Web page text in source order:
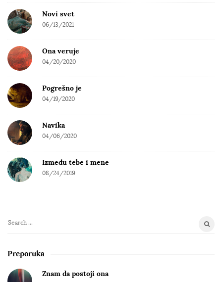
Novi svet
06/13/2021
Ona veruje
04/20/2020
Pogrešno je
04/19/2020
Navika
04/06/2020
Između tebe i mene
08/24/2019
S
a
c
Preporuka
Znam da postoji ona